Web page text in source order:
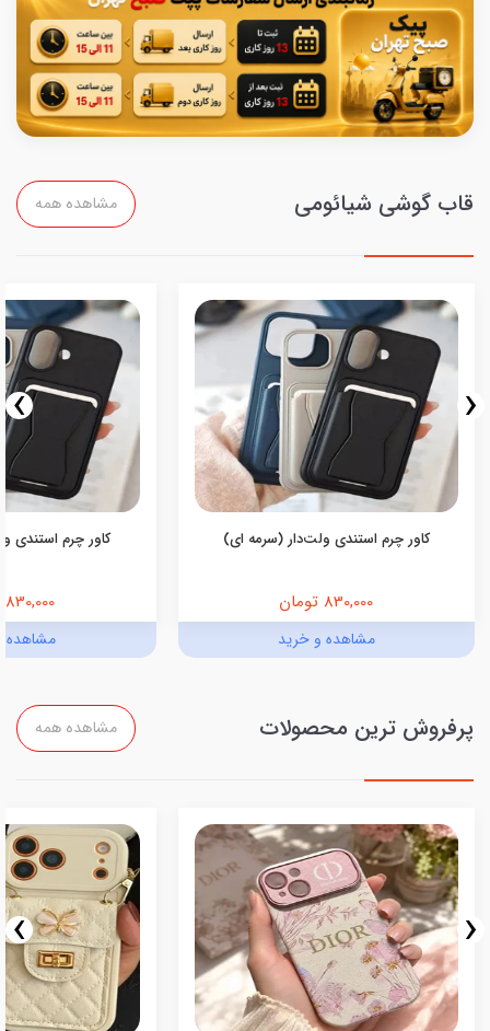
قاب گوشی شیائومی مشاهده همه
کاور چرم استندی ولت‌دار (سرمه ای)
830,000 تومان
مشاهده و خرید
کاور چرم استندی
830,000 تومان
مشاهده
‹
›
پرفروش ترین محصولات مشاهده همه
‹
›